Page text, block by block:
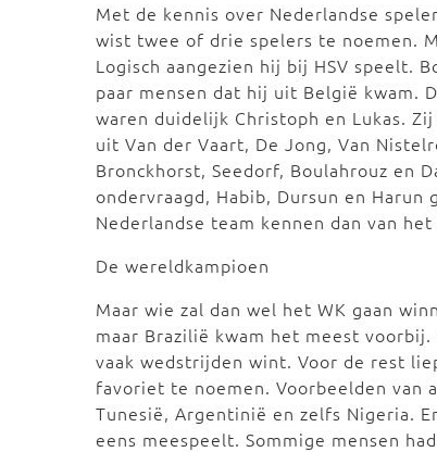
Met de kennis over Nederlandse
wist twee of drie spelers te noemen.
Logisch aangezien hij bij HSV speelt.
paar mensen dat hij uit België kwam.
waren duidelijk Christoph en Lukas.
uit Van der Vaart, De Jong, Van
Bronckhorst, Seedorf, Boulahrouz en
ondervraagd, Habib, Dursun en
Nederlandse team kennen dan van
De wereldkampioen
Maar wie zal dan wel het WK gaan
maar Brazilië kwam het meest
vaak wedstrijden wint. Voor de rest
favoriet te noemen. Voorbeelden van
Tunesië, Argentinië en zelfs Nigeria.
eens meespeelt. Sommige mensen